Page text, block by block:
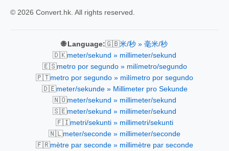
© 2026 Convert.hk. All rights reserved.
🌐 Language:🇬🇧米/秒 » 毫米/秒
🇩🇰meter/sekund » millimeter/sekund
🇪🇸metro por segundo » milímetro/segundo
🇵🇹metro por segundo » milímetro por segundo
🇩🇪meter/sekunde » Millimeter pro Sekunde
🇳🇴meter/sekund » millimeter/sekund
🇸🇪meter/sekund » millimeter/sekund
🇫🇮metri/sekunti » millimetri/sekunti
🇳🇱meter/seconde » millimeter/seconde
🇫🇷mètre par seconde » millimètre par seconde